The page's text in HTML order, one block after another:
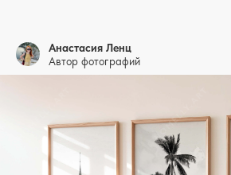
Анастасия Ленц
Автор фотографий